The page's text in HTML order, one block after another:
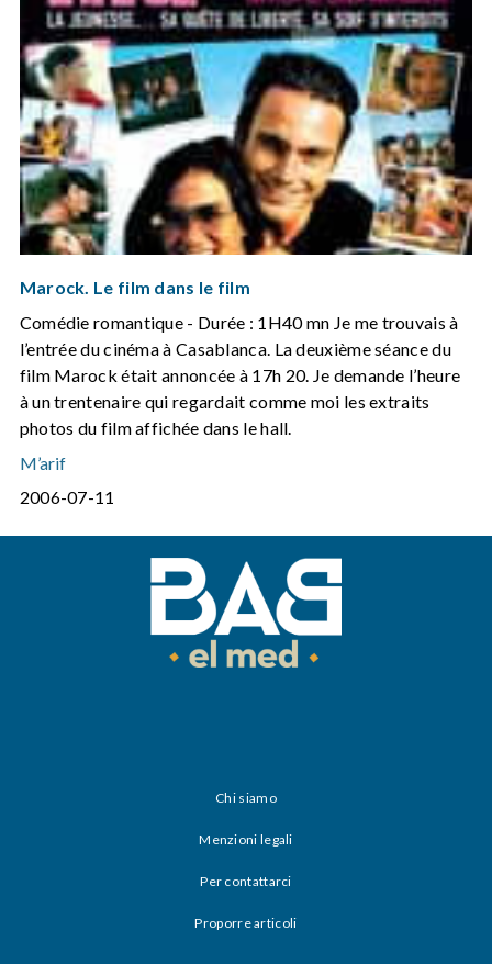
Marock. Le film dans le film
Comédie romantique - Durée : 1H40 mn Je me trouvais à
l’entrée du cinéma à Casablanca. La deuxième séance du
film Marock était annoncée à 17h 20. Je demande l’heure
à un trentenaire qui regardait comme moi les extraits
photos du film affichée dans le hall.
M’arif
2006-07-11
Chi siamo
Menzioni legali
Per contattarci
Proporre articoli